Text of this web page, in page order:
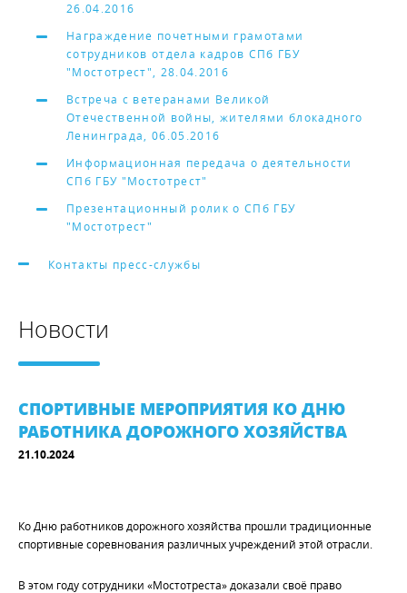
26.04.2016
Награждение почетными грамотами
сотрудников отдела кадров СПб ГБУ
"Мостотрест", 28.04.2016
Встреча с ветеранами Великой
Отечественной войны, жителями блокадного
Ленинграда, 06.05.2016
Информационная передача о деятельности
СПб ГБУ "Мостотрест"
Презентационный ролик о СПб ГБУ
"Мостотрест"
Контакты пресс-службы
Новости
СПОРТИВНЫЕ МЕРОПРИЯТИЯ КО ДНЮ
РАБОТНИКА ДОРОЖНОГО ХОЗЯЙСТВА
21.10.2024
Ко Дню работников дорожного хозяйства прошли традиционные
спортивные соревнования различных учреждений этой отрасли.
В этом году сотрудники «Мостотреста» доказали своё право